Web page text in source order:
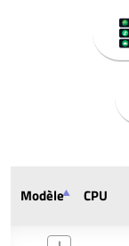
Modèle CPU